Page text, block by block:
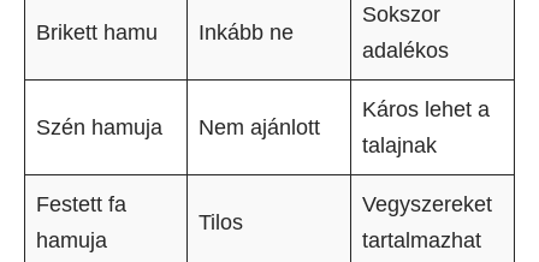
Brikett hamu Inkább ne
Sokszor
adalékos
Szén hamuja Nem ajánlott
Káros lehet a
talajnak
Festett fa
hamuja
Tilos
Vegyszereket
tartalmazhat